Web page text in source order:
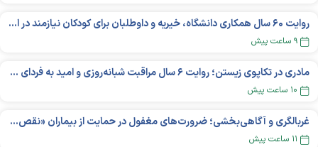
روایت ۶۰ سال همکاری دانشگاه، خیریه و داوطلبان برای کودکان نیازمند در استرالیا
۹ ساعت پیش
مادری در تکاپوی زیستن؛ روایت ۶ سال مراقبت شبانه‌روزی و امید به فردای «نورا»
۱۰ ساعت پیش
غربالگری و آگاهی‌بخشی؛ ضرورت‌های مغفول در حمایت از بیماران «نقص ایمنی اولیه»
۱۱ ساعت پیش